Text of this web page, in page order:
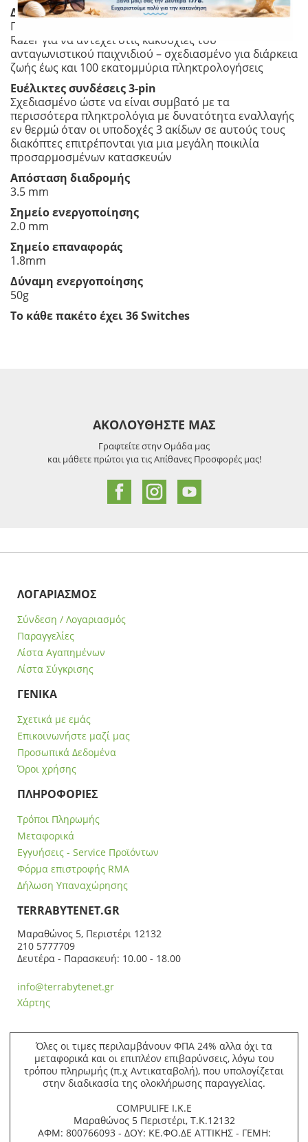
Διάρκεια ζωής 100 εκατομμυρίων πλήκτρων
Πλήρως σχεδιασμένο και κατασκευασμένο από την
Razer για να αντέχει στις κακουχίες του
ανταγωνιστικού παιχνιδιού – σχεδιασμένο για διάρκεια
ζωής έως και 100 εκατομμύρια πληκτρολογήσεις
Ευέλικτες συνδέσεις 3-pin
Σχεδιασμένο ώστε να είναι συμβατό με τα
περισσότερα πληκτρολόγια με δυνατότητα εναλλαγής
εν θερμώ όταν οι υποδοχές 3 ακίδων σε αυτούς τους
διακόπτες επιτρέπονται για μια μεγάλη ποικιλία
προσαρμοσμένων κατασκευών
Απόσταση διαδρομής
3.5 mm
Σημείο ενεργοποίησης
2.0 mm
Σημείο επαναφοράς
1.8mm
Δύναμη ενεργοποίησης
50g
Το κάθε πακέτο έχει 36 Switches
ΑΚΟΛΟΥΘΗΣΤΕ ΜΑΣ
Γραφτείτε στην Ομάδα μας
και μάθετε πρώτοι για τις Απίθανες Προσφορές μας!
ΛΟΓΑΡΙΑΣΜΟΣ
Σύνδεση / Λογαριασμός
Παραγγελίες
Λίστα Αγαπημένων
Λίστα Σύγκρισης
ΓΕΝΙΚΑ
Σχετικά με εμάς
Επικοινωνήστε μαζί μας
Προσωπικά Δεδομένα
Όροι χρήσης
ΠΛΗΡΟΦΟΡΙΕΣ
Τρόποι Πληρωμής
Μεταφορικά
Εγγυήσεις - Service Προϊόντων
Φόρμα επιστροφής RMA
Δήλωση Υπαναχώρησης
ΤERRABYTENET.GR
Μαραθώνος 5, Περιστέρι 12132
210 5777709
Δευτέρα - Παρασκευή: 10.00 - 18.00
info@terrabytenet.gr
Χάρτης
Όλες οι τιμες περιλαμβάνουν ΦΠΑ 24% αλλα όχι τα
μεταφορικά και οι επιπλέον επιβαρύνσεις, λόγω του
τρόπου πληρωμής (π.χ Αντικαταβολή), που υπολογίζεται
στην διαδικασία της ολοκλήρωσης παραγγελίας.
COMPULIFE Ι.Κ.Ε
Μαραθώνος 5 Περιστέρι, Τ.Κ.12132
ΑΦΜ: 800766093 - ΔΟΥ: ΚΕ.ΦΟ.ΔΕ ΑΤΤΙΚΗΣ - ΓΕΜΗ: